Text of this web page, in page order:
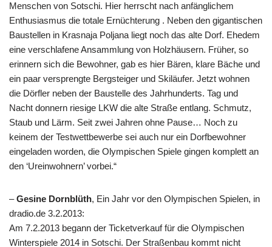
Menschen von Sotschi. Hier herrscht nach anfänglichem
Enthusiasmus die totale Ernüchterung . Neben den gigantischen
Baustellen in Krasnaja Poljana liegt noch das alte Dorf. Ehedem
eine verschlafene Ansammlung von Holzhäusern. Früher, so
erinnern sich die Bewohner, gab es hier Bären, klare Bäche und
ein paar versprengte Bergsteiger und Skiläufer. Jetzt wohnen
die Dörfler neben der Baustelle des Jahrhunderts. Tag und
Nacht donnern riesige LKW die alte Straße entlang. Schmutz,
Staub und Lärm. Seit zwei Jahren ohne Pause… Noch zu
keinem der Testwettbewerbe sei auch nur ein Dorfbewohner
eingeladen worden, die Olympischen Spiele gingen komplett an
den ‘Ureinwohnern’ vorbei.“
–Gesine Dornblüth, Ein Jahr vor den Olympischen Spielen, in
dradio.de 3.2.2013:
Am 7.2.2013 begann der Ticketverkauf für die Olympischen
Winterspiele 2014 in Sotschi. Der Straßenbau kommt nicht